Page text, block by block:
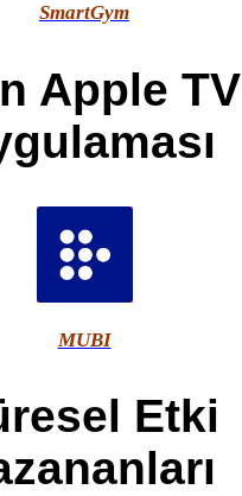
SmartGym
Apple TV
MUBI
Etki